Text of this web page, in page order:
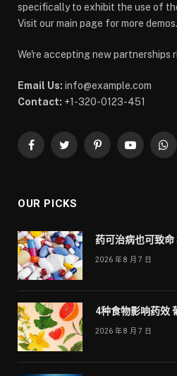
specifically to exhibit the use of
Visit our main page for more demos.
We're accepting new partnerships
Email Us: info@example.com
Contact: +1-320-0123-451
FacebookTwitterPinterestYouTube
OUR PICKS
药可治病也可致命
2026 年 8 月 7 日
4种食物影响药效
2026 年 8 月 7 日